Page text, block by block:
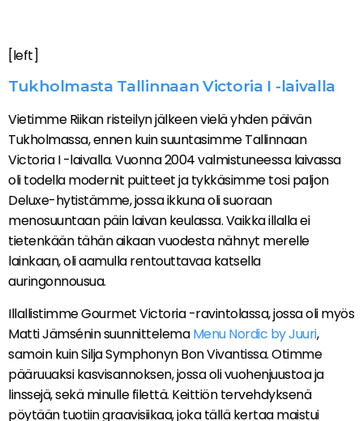
[left]
Tukholmasta Tallinnaan Victoria I -laivalla
Vietimme Riikan risteilyn jälkeen vielä yhden päivän
Tukholmassa, ennen kuin suuntasimme Tallinnaan
Victoria I -laivalla. Vuonna 2004 valmistuneessa laivassa
oli todella modernit puitteet ja tykkäsimme tosi paljon
Deluxe-hytistämme, jossa ikkuna oli suoraan
menosuuntaan päin laivan keulassa. Vaikka illalla ei
tietenkään tähän aikaan vuodesta nähnyt merelle
lainkaan, oli aamulla rentouttavaa katsella
auringonnousua.
Illallistimme Gourmet Victoria -ravintolassa, jossa oli myös
Matti Jämsénin suunnittelemaMenu Nordic by Juuri,
samoin kuin Silja Symphonyn Bon Vivantissa. Otimme
pääruuaksi kasvisannoksen, jossa oli vuohenjuustoa ja
linssejä, sekä minulle filettä. Keittiön tervehdyksenä
pöytään tuotiin graavisiikaa, joka tällä kertaa maistui